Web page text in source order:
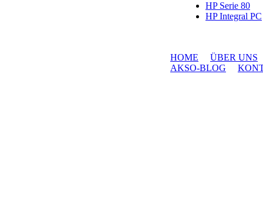
HP Serie 80
HP Integral PC
HOME
ÜBER UNS
AKSO-BLOG